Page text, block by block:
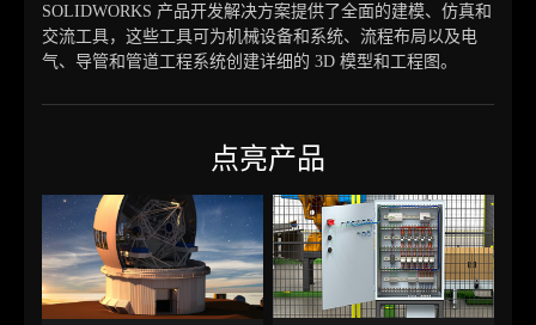
SOLIDWORKS 产品开发解决方案提供了全面的建模、仿真和
交流工具，这些工具可为机械设备和系统、流程布局以及电
气、导管和管道工程系统创建详细的 3D 模型和工程图。
点亮产品